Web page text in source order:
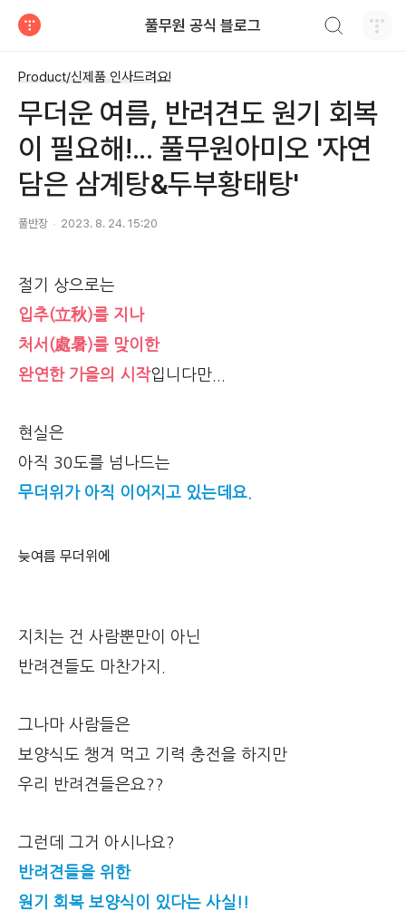
풀무원 공식 블로그
Product/신제품 인사드려요!
무더운 여름, 반려견도 원기 회복
이 필요해!... 풀무원아미오 '자연
담은 삼계탕&두부황태탕'
풀반장 2023. 8. 24. 15:20
절기 상으로는
입추(立秋)를 지나
처서(處暑)를 맞이한
완연한 가을의 시작입니다만...
현실은
아직 30도를 넘나드는
무더위가 아직 이어지고 있는데요.
늦여름 무더위에
지치는 건 사람뿐만이 아닌
반려견들도 마찬가지.
그나마 사람들은
보양식도 챙겨 먹고 기력 충전을 하지만
우리 반려견들은요??
그런데 그거 아시나요?
반려견들을 위한
원기 회복 보양식이 있다는 사실!!